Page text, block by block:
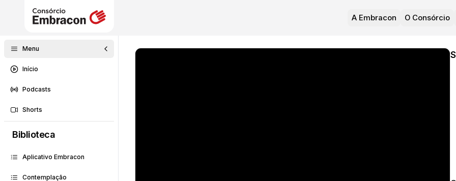
A Embracon O Consórcio
Menu
Início
Podcasts
Shorts
Biblioteca
Aplicativo Embracon
Contemplação